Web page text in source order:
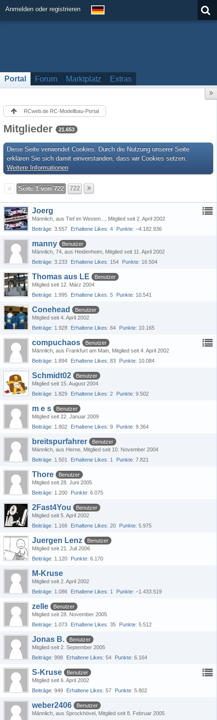
Anmelden oder registrieren
Portal Forum Marktplatz Extras
RCweb.de RC-Modellbau-Portal
Mitglieder 21.653
Diese Seite verwendet Cookies. Durch die Nutzung unserer Seite
erklären Sie sich damit einverstanden, dass wir Cookies setzen.
Weitere Informationen
Seite 1 von 722 722
Joerg
Männlich aus Tief im Westen...
Mitglied seit 2. April 2002
Beiträge 3.557 Erhaltene Likes 4 Punkte −4.182.936
manny
Benutzer
Männlich 74 aus Heidenheim Mitglied seit 11. April 2002
Beiträge 3.233 Erhaltene Likes 154 Punkte 16.504
Thomas aus LE
Benutzer
Mitglied seit 12. März 2004
Beiträge 1.995 Erhaltene Likes 5 Punkte 10.541
Conehead
Benutzer
Mitglied seit 4. April 2002
Beiträge 1.928 Erhaltene Likes 64 Punkte 10.165
compuchaos
Benutzer
Männlich aus Frankfurt am Main Mitglied seit 4. April 2002
Beiträge 1.894 Erhaltene Likes 83 Punkte 10.084
Schmidt02
Benutzer
Mitglied seit 15. August 2004
Beiträge 1.829 Erhaltene Likes 2 Punkte 9.502
m e s
Benutzer
Mitglied seit 22. Januar 2009
Beiträge 1.802 Erhaltene Likes 9 Punkte 9.364
breitspurfahrer
Benutzer
Männlich aus Herne Mitglied seit 10. November 2004
Beiträge 1.501 Erhaltene Likes 1 Punkte 7.821
Thore
Benutzer
Mitglied seit 28. Juni 2005
Beiträge 1.200 Punkte 6.075
2Fast4You
Benutzer
Mitglied seit 5. April 2002
Beiträge 1.166 Erhaltene Likes 20 Punkte 5.975
Juergen Lenz
Benutzer
Mitglied seit 21. Juli 2006
Beiträge 1.120 Punkte 6.170
M-Kruse
Mitglied seit 2. April 2002
Beiträge 1.086 Erhaltene Likes 1 Punkte −1.433.519
zelle
Benutzer
Mitglied seit 28. November 2005
Beiträge 1.073 Erhaltene Likes 35 Punkte 5.512
Jonas B.
Benutzer
Mitglied seit 2. September 2005
Beiträge 998 Erhaltene Likes 54 Punkte 6.164
S-Kruse
Benutzer
Mitglied seit 6. April 2002
Beiträge 949 Erhaltene Likes 57 Punkte 5.802
weber2406
Benutzer
Männlich aus Sprockhövel Mitglied seit 8. Februar 2005